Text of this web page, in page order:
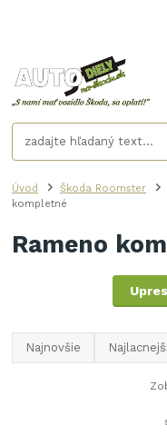
Úvod Škoda Roomster
kompletné
Rameno
Najnovšie